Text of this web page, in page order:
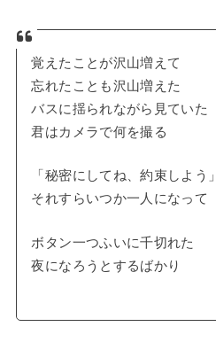
覚えたことが沢山増えて
忘れたことも沢山増えた
バスに揺られながら見ていた
君はカメラで何を撮る
「秘密にしてね、約束しよう」
それすらいつか一人になって
ボタン一つふいに千切れた
夜になろうとするばかり